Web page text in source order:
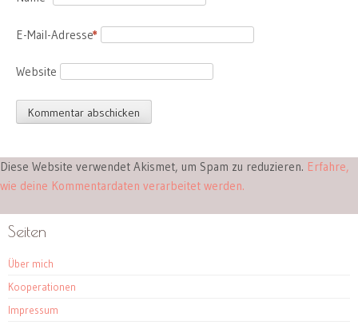
E-Mail-Adresse
*
Website
Diese Website verwendet Akismet, um Spam zu reduzieren. Erfahre,
wie deine Kommentardaten verarbeitet werden.
Seiten
Über mich
Kooperationen
Impressum